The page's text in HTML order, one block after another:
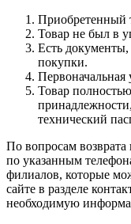
Приобретенный
Товар не был в
Есть
покупки.
Первоначальная
Товар
технический
По вопросам возврата
по указанным
филиалов, которые
сайте в разделе
необходимую